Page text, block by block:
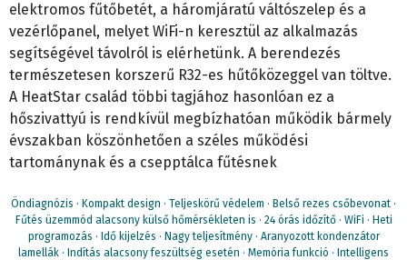
elektromos fűtőbetét, a háromjáratú váltószelep és a
vezérlőpanel, melyet WiFi-n keresztül az alkalmazás
segítségével távolról is elérhetünk. A berendezés
természetesen korszerű R32-es hűtőközeggel van töltve.
A HeatStar család többi tagjához hasonlóan ez a
hőszivattyú is rendkívül megbízhatóan működik bármely
évszakban köszönhetően a széles működési
tartománynak és a csepptálca fűtésnek
Öndiagnózis · Kompakt design · Teljeskörű védelem · Belső rezes csőbevonat ·
Fűtés üzemmód alacsony külső hőmérsékleten is · 24 órás időzítő · WiFi · Heti
programozás · Idő kijelzés · Nagy teljesítmény · Aranyozott kondenzátor
lamellák · Indítás alacsony feszültség esetén · Memória funkció · Intelligens